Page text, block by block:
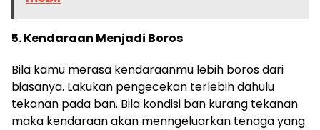
5. Kendaraan Menjadi Boros
Bila kamu merasa kendaraanmu lebih boros dari
biasanya. Lakukan pengecekan terlebih dahulu
tekanan pada ban. Bila kondisi ban kurang tekanan
maka kendaraan akan menngeluarkan tenaga yang